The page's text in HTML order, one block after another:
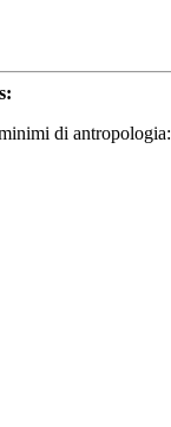
di antropologia: